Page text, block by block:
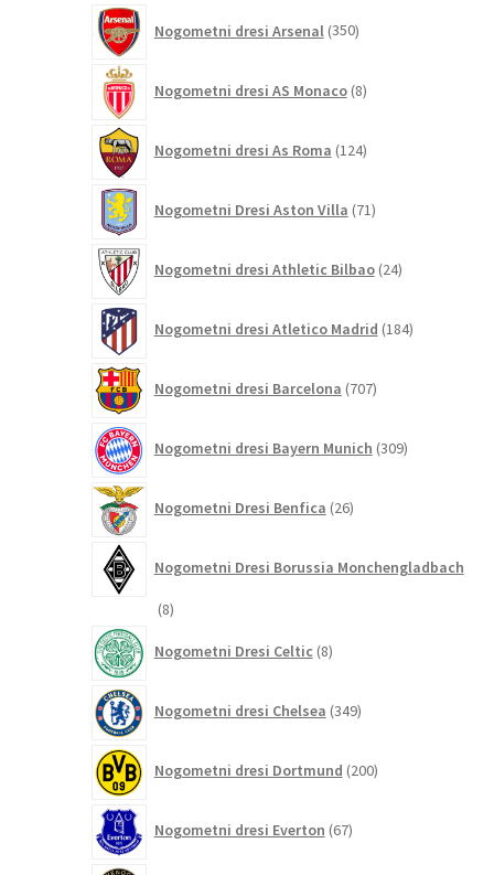
Nogometni dresi Arsenal 350izdelkov
Nogometni dresi AS Monaco 8izdelkov
Nogometni dresi As Roma 124izdelkov
Nogometni Dresi Aston Villa 71izdelkov
Nogometni dresi Athletic Bilbao 24izdelkov
Nogometni dresi Atletico Madrid 184izdelkov
Nogometni dresi Barcelona 707izdelkov
Nogometni dresi Bayern Munich 309izdelkov
Nogometni Dresi Benfica 26izdelkov
Nogometni Dresi Borussia Monchengladbach
88
Nogometni Dresi Celtic 8izdelkov
Nogometni dresi Chelsea 349izdelkov
Nogometni dresi Dortmund 200izdelkov
Nogometni dresi Everton 67izdelkov